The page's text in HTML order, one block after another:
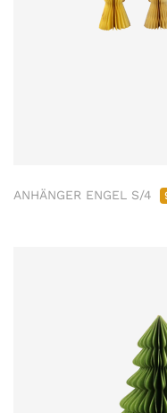
ANHÄNGER ENGEL S/4